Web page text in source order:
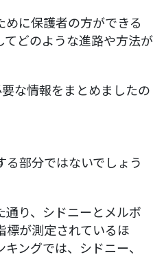
に保護者の方ができる
どのような進路や方法が
な情報をまとめましたの
部分ではないでしょう
り、シドニーとメルボ
標が測定されているほ
キングでは、シドニー、